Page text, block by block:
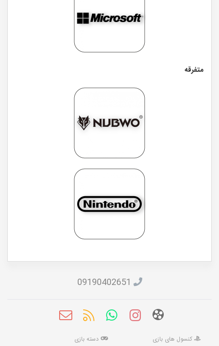
متفرقه
09190402651
کنسول های بازی دسته بازی